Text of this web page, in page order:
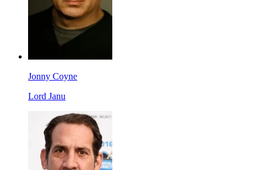
Jonny Coyne
Lord Janu